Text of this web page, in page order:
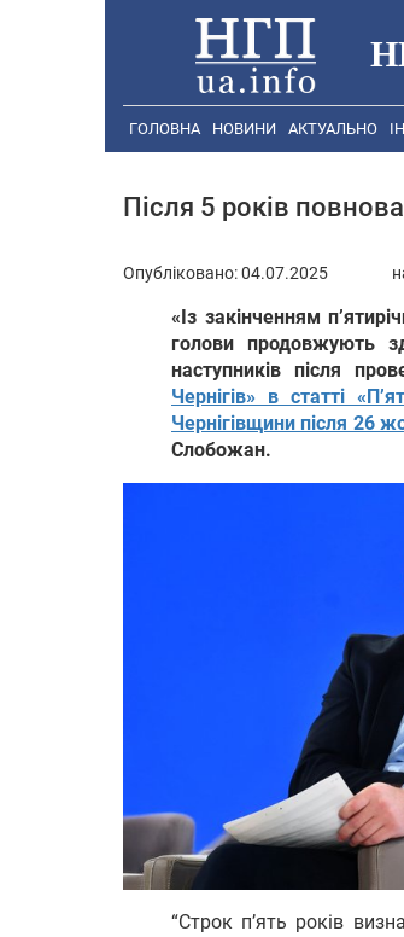
ГОЛОВНА НОВИНИ АКТУАЛЬНО
Після 5 років
Опубліковано:04.07.2025
«Із закінченням
голови продовжують
наступників після
Чернігів» в статті
Чернігівщини після 26
Слобожан.
“Строк п’ять років